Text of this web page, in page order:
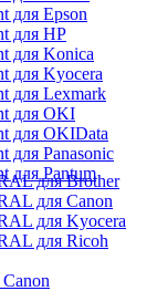
для Epson
для HP
для Konica
для Kyocera
для Lexmark
для OKI
для OKIData
для Panasonic
для Pantum
для Brother
для Canon
для Kyocera
для Ricoh